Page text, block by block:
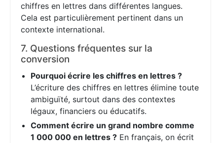
chiffres en lettres dans différentes langues.
Cela est particulièrement pertinent dans un
contexte international.
7. Questions fréquentes sur la
conversion
Pourquoi écrire les chiffres en lettres ?
L’écriture des chiffres en lettres élimine toute
ambiguïté, surtout dans des contextes
légaux, financiers ou éducatifs.
Comment écrire un grand nombre comme
1 000 000 en lettres ? En français, on écrit